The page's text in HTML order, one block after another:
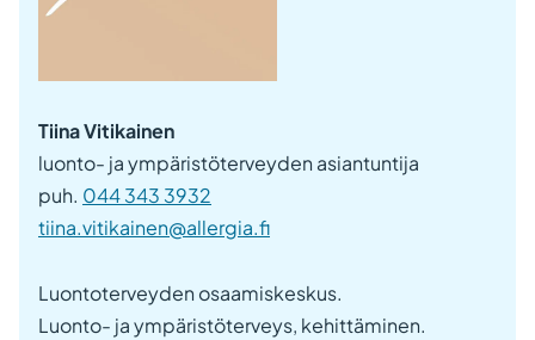
Tiina Vitikainen
luonto- ja ympäristöterveyden asiantuntija
puh. 044 343 3932
tiina.vitikainen@allergia.fi
Luontoterveyden osaamiskeskus.
Luonto- ja ympäristöterveys, kehittäminen.